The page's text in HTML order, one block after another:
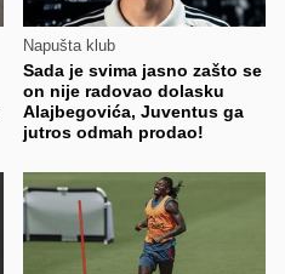
Napušta klub
Sada je svima jasno zašto se
on nije radovao dolasku
Alajbegovića, Juventus ga
jutros odmah prodao!